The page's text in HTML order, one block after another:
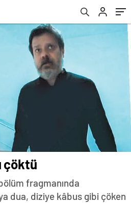
çöktü
fragmanında
dua, diziye kâbus gibi çöken